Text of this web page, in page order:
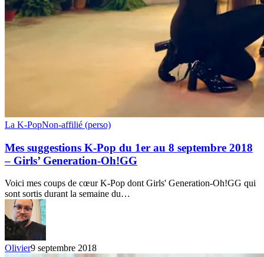
Mes
K-
Pop
du
au
8
septembre
2018
–
Girls’
Generation-
La K-PopNon-affilié (perso)
Mes suggestions K-Pop du 1er au 8 septembre 2018
– Girls’ Generation-Oh!GG
Voici mes coups de cœur K-Pop dont Girls' Generation-Oh!GG qui
sont sortis durant la semaine du…
Olivier9 septembre 2018